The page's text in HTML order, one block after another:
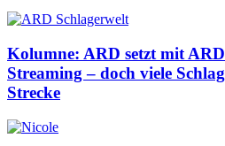
Kolumne: ARD setzt mit
Streaming – doch viele
Strecke